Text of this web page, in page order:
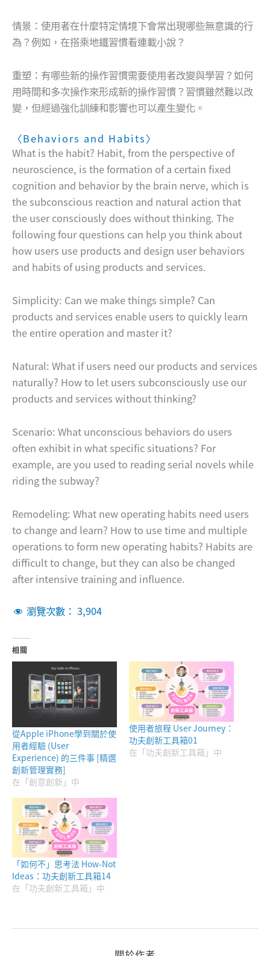
情景：使用者在什麼特定情境下會常出現哪些無意識的行
為？例如，在搭乘地鐵習慣看連載小說？
重塑：有哪些新的操作習慣需要使用者改變與學習？如何
用時間和多次操作來形成新的操作習慣？習慣雖然難以改
變，但經過強化訓練和影響也可以產生變化。
〈Behaviors and Habits〉
What is the habit? Habit, from the perspective of
neuroscience, is the formation of a certain fixed
cognition and behavior by the brain nerve, which is
the subconscious reaction and natural action that
the user consciously does without thinking. The
following four questions can help you think about
how users use products and design user behaviors
and habits of using products and services.
Simplicity: Can we make things simple? Can
products and services enable users to quickly learn
the entire operation and master it?
Natural: What if users need our products and services
naturally? How to let users subconsciously use our
products and services without thinking?
Scenario: What unconscious behaviors do users
often exhibit in what specific situations? For
example, are you used to reading serial novels while
riding the subway?
Remodeling: What new operating habits need users
to change and learn? How to use time and multiple
operations to form new operating habits? Habits are
difficult to change, but they can also be changed
after intensive training and influence.
瀏覽次數： 3,904
相關
從Apple iPhone學到關於使
用者經驗 (User
Experience) 的三件事 [精選
創新管理實務]
在「創意創新」中
使用者旅程 User Journey：
功夫創新工具箱01
在「功夫創新工具箱」中
「如何不」思考法 How-Not
Ideas：功夫創新工具箱14
在「功夫創新工具箱」中